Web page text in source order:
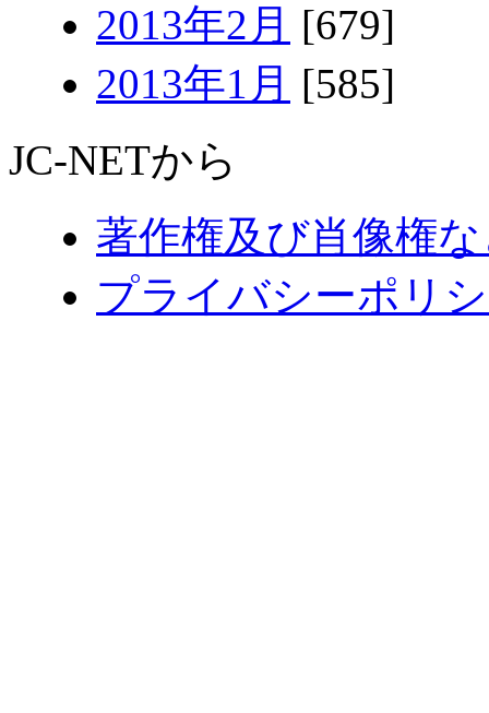
2013年2月 [679]
2013年1月 [585]
JC-NETから
著作権及び肖像権
プライバシーポリ